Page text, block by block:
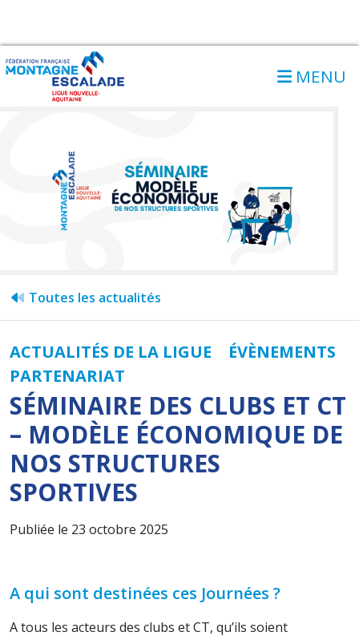
MENU
Toutes les actualités
ACTUALITÉS DE LA LIGUE
ÉVÈNEMENTS
PARTENARIAT
SÉMINAIRE DES CLUBS ET CT
– MODÈLE ÉCONOMIQUE DE
NOS STRUCTURES
SPORTIVES
Publiée le 23 octobre 2025
A qui sont destinées ces Journées ?
A tous les acteurs des clubs et CT, qu’ils soient